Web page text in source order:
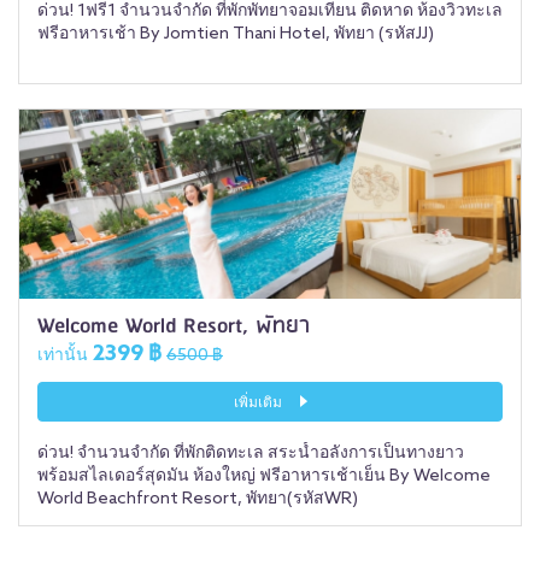
ด่วน! 1ฟรี1 จำนวนจำกัด ที่พักพัทยาจอมเทียน ติดหาด ห้องวิวทะเล
ฟรีอาหารเช้า By Jomtien Thani Hotel, พัทยา (รหัสJJ)
Welcome World Resort, พัทยา
เท่านั้น 2399 ฿ 6500 ฿
เพิ่มเติม
ด่วน! จำนวนจำกัด ที่พักติดทะเล สระน้ำอลังการเป็นทางยาว
พร้อมสไลเดอร์สุดมัน ห้องใหญ่ ฟรีอาหารเช้าเย็น By Welcome
World Beachfront Resort, พัทยา(รหัสWR)